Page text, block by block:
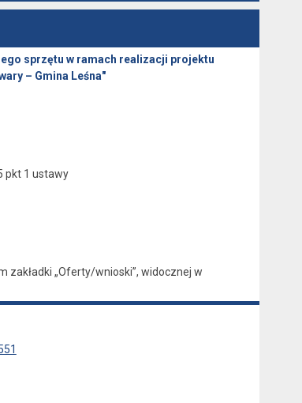
sprzętu w ramach realizacji projektu
– Gmina Leśna"
pkt 1 ustawy
„Oferty/wnioski”, widocznej w